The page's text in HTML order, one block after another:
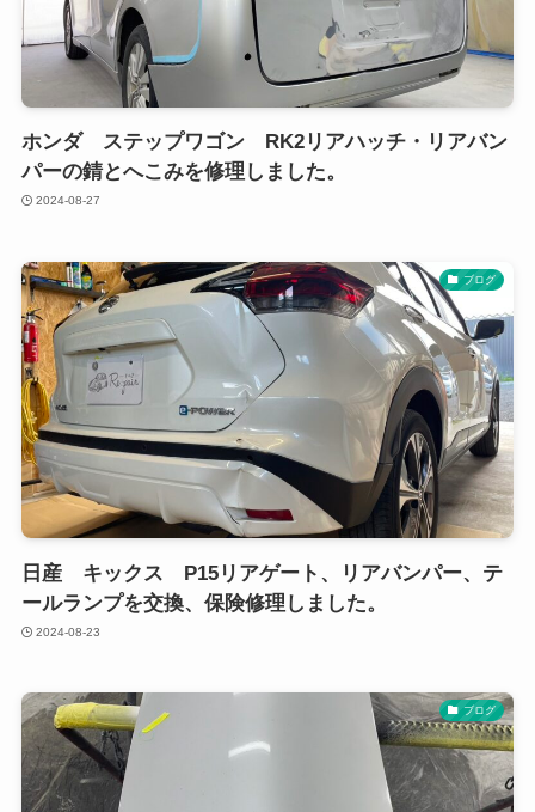
ホンダ ステップワゴン RK2リアハッチ・リアバン
パーの錆とへこみを修理しました。
2024-08-27
ブログ
日産 キックス P15リアゲート、リアバンパー、テ
ールランプを交換、保険修理しました。
2024-08-23
ブログ